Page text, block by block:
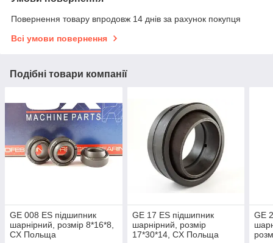
Повернення товару впродовж 14 днів за рахунок покупця
Всі умови повернення
Подібні товари компанії
GE 008 ES підшипник
шарнірний, розмір 8*16*8,
CX Польща
GE 17 ES підшипник
шарнірний, розмір
17*30*14, CX Польща
GE